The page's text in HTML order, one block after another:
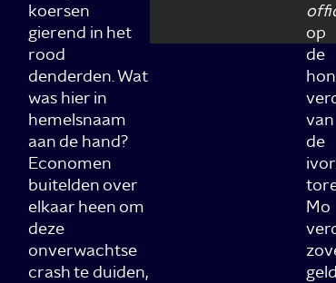
koersen
gierend in het
rood
denderden. Wat
was hier in
hemelsnaam
aan de hand?
Economen
buitelden over
elkaar heen om
deze
onverwachtse
crash te duiden,
op
de
van
de
Mo
geld